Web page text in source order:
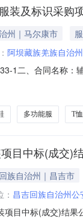
装及标识采购
州｜马尔康市
阿坝藏族羌族自治
1二、合同名称：
154号联系方式：
多功能服 T恤
目中标(成交)
族自治州｜昌吉市
昌吉回族自治州公
目中标(成交)结